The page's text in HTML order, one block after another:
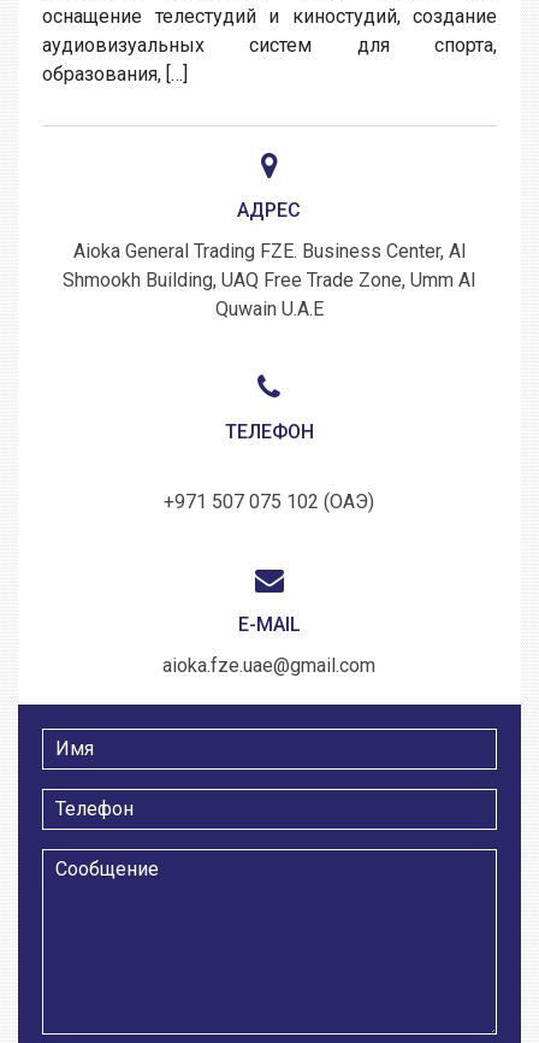
оснащение телестудий и киностудий, создание
аудиовизуальных систем для спорта,
образования, […]
АДРЕС
Aioka General Trading FZE. Business Center, Al
Shmookh Building, UAQ Free Trade Zone, Umm Al
Quwain U.A.E
ТЕЛЕФОН
+971 507 075 102 (ОАЭ)
E-MAIL
aioka.fze.uae@gmail.com